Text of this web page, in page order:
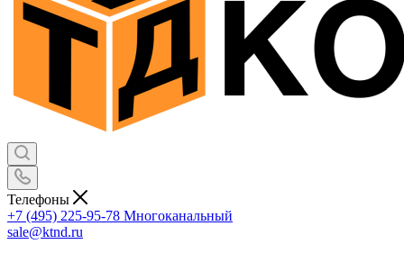
Телефоны
+7 (495) 225-95-78 Многоканальный
sale@ktnd.ru